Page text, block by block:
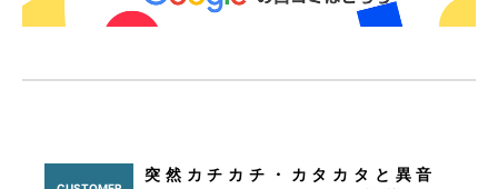
突然カチカチ・カタカタと異音